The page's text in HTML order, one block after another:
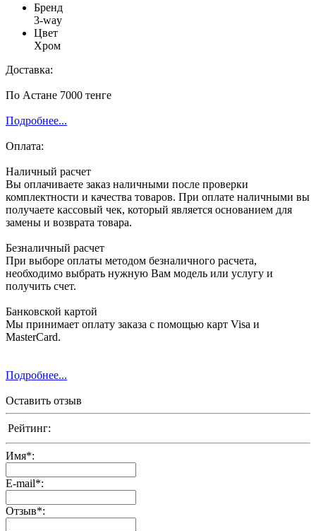
Бренд
3-way
Цвет
Хром
Доставка:
По Астане 7000 тенге
Подробнее...
Оплата:
Наличный расчет
Вы оплачиваете заказ наличными после проверки
комплектности и качества товаров. При оплате наличными вы
получаете кассовый чек, который является основанием для
замены и возврата товара.
Безналичный расчет
При выборе оплаты методом безналичного расчета,
необходимо выбрать нужную Вам модель или услугу и
получить счет.
Банковской картой
Мы принимает оплату заказа с помощью карт Visa и
MasterCard.
Подробнее...
Оставить отзыв
Рейтинг:
Имя*:
E-mail*:
Отзыв*: